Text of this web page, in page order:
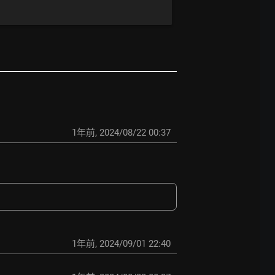
1年前, 2024/08/22 00:37
1年前, 2024/09/01 22:40